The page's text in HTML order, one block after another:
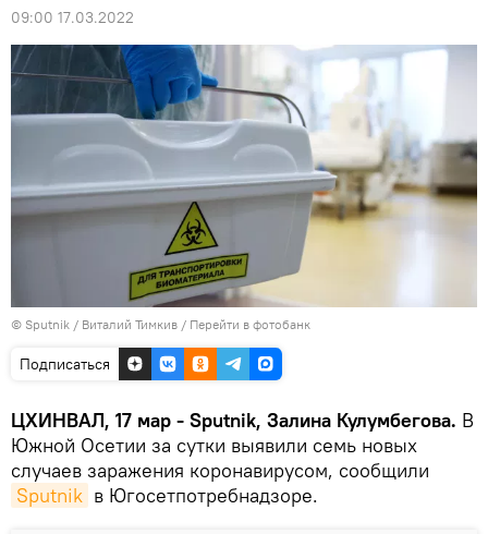
09:00 17.03.2022
© Sputnik / Виталий Тимкив / Перейти в фотобанк
Подписаться
ЦХИНВАЛ, 17 мар - Sputnik, Залина Кулумбегова. В
Южной Осетии за сутки выявили семь новых
случаев заражения коронавирусом, сообщили
Sputnik в Югосетпотребнадзоре.